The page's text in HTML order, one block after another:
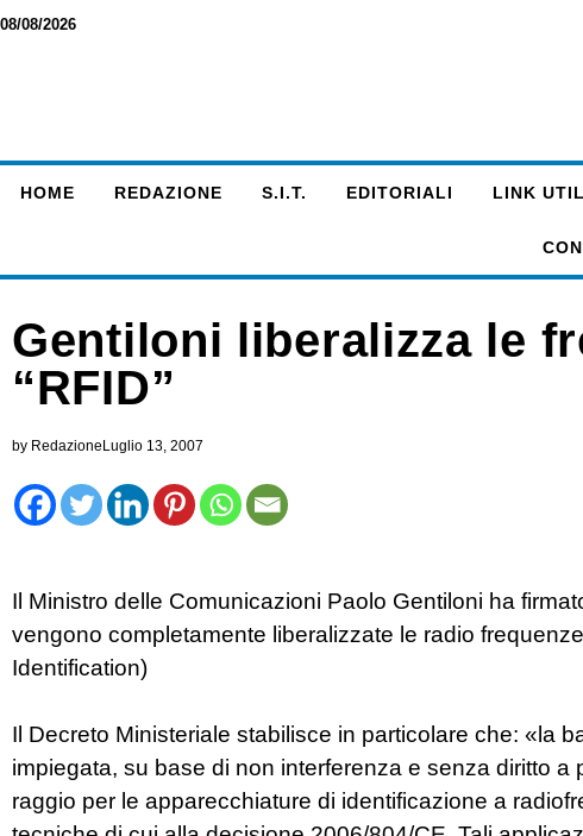
08/08/2026
HOME REDAZIONE S.I.T. EDITORIALI LINK
Gentiloni liberalizza le
“RFID”
by Redazione Luglio 13, 2007
Il Ministro delle Comunicazioni Paolo Gentiloni ha
vengono completamente liberalizzate le radio
Identification)
Il Decreto Ministeriale stabilisce in particolare che: «la
impiegata, su base di non interferenza e senza diritto
raggio per le apparecchiature di identificazione a